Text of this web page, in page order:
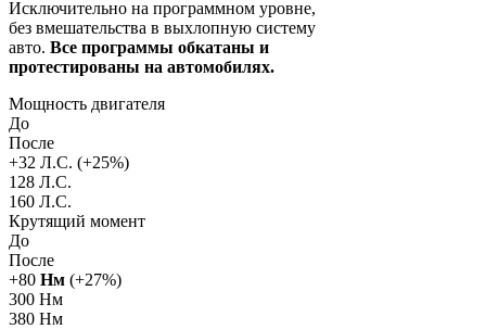
Исключительно на программном уровне,
без вмешательства в выхлопную систему
авто. Все программы обкатаны и
протестированы на автомобилях.
Мощность двигателя
До
После
+32 Л.С. (+25%)
128 Л.С.
160 Л.С.
Крутящий момент
До
После
+80 Нм (+27%)
300 Нм
380 Нм